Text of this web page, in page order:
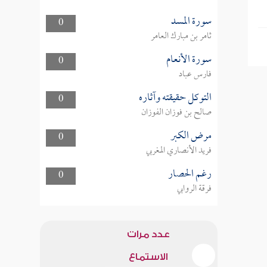
0 سورة المسد
ثامر بن مبارك العامر
0
سورة الأنعام
فارس عباد
0
التوكل حقيقته وآثاره
صالح بن فوزان الفوزان
0
مرض الكبر
فريد الأنصاري المغربي
0
رغم الحصار
فرقة الروابي
عدد مرات
الاستماع